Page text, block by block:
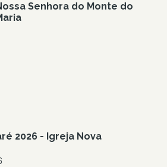
Senhora do Monte do
2026 - Igreja Nova